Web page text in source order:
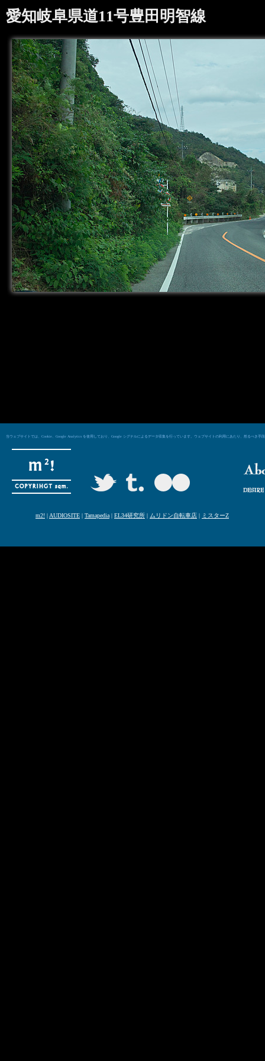
愛知岐阜県道11号豊田明智線
当ウェブサイトでは、Cookie、Google Analytics を使用しており、Google シグナルによるデータ収集を行っています。ウェブサイトの利用にあたり、然るべき
m2! | AUDIOSITE | Tamapedia | EL34研究所 | ムリドン自転車店 | ミスターZ